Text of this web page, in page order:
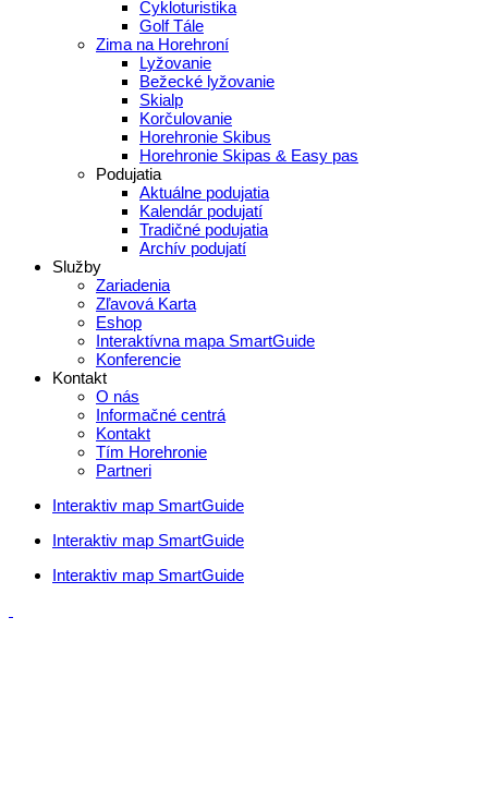
Cykloturistika
Golf Tále
Zima na Horehroní
Lyžovanie
Bežecké lyžovanie
Skialp
Korčulovanie
Horehronie Skibus
Horehronie Skipas & Easy pas
Podujatia
Aktuálne podujatia
Kalendár podujatí
Tradičné podujatia
Archív podujatí
Služby
Zariadenia
Zľavová Karta
Eshop
Interaktívna mapa SmartGuide
Konferencie
Kontakt
O nás
Informačné centrá
Kontakt
Tím Horehronie
Partneri
Interaktiv map SmartGuide
Interaktiv map SmartGuide
Interaktiv map SmartGuide